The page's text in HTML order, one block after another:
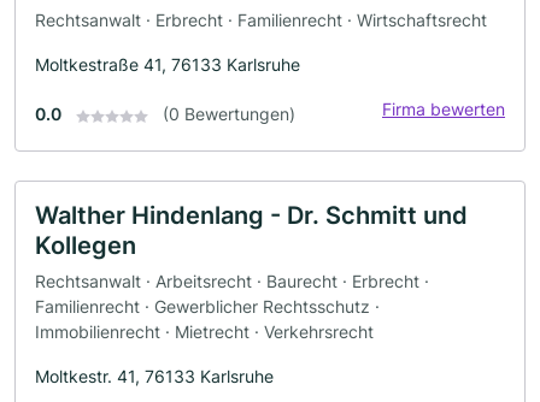
Rechtsanwalt · Erbrecht · Familienrecht · Wirtschaftsrecht
Moltkestraße 41, 76133 Karlsruhe
0.0 (0 Bewertungen) Firma bewerten
Walther Hindenlang - Dr. Schmitt und
Kollegen
Rechtsanwalt · Arbeitsrecht · Baurecht · Erbrecht ·
Familienrecht · Gewerblicher Rechtsschutz ·
Immobilienrecht · Mietrecht · Verkehrsrecht
Moltkestr. 41, 76133 Karlsruhe